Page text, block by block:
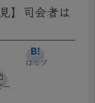
】司会者は
はてブ
ー